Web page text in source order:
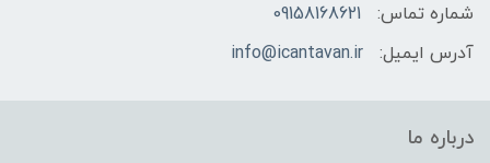
شماره تماس:
09158168621
آدرس ایمیل:
info@icantavan.ir
درباره ما